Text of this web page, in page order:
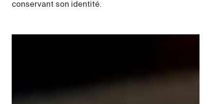
conservant son identité.